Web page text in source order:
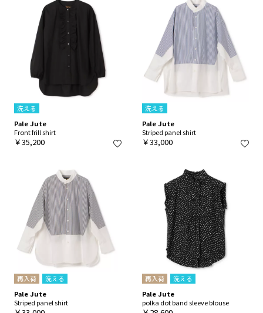
洗える
Pale Jute
Front frill shirt
￥35,200
洗える
Pale Jute
Striped panel shirt
￥33,000
再入荷
洗える
Pale Jute
Striped panel shirt
再入荷
洗える
Pale Jute
polka dot band sleeve blouse